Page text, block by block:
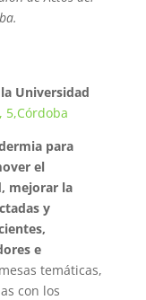
Universidad
5,Córdoba
para
el
mejorar la
y
e
temáticas,
con los